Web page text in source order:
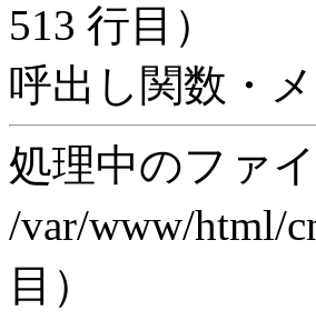
513 行目）
呼出し関数・
処理中のファイ
/var/www/html/
目）